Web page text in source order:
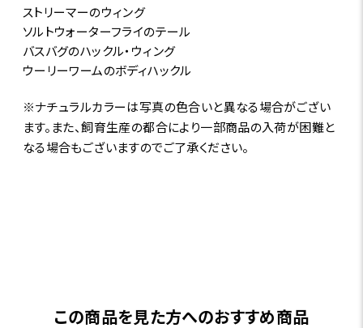
ストリーマーのウィング
ソルトウォーターフライのテール
バスバグのハックル・ウィング
ウーリーワームのボディハックル
※ナチュラルカラーは写真の色合いと異なる場合がござい
ます。また、飼育生産の都合により一部商品の入荷が困難と
なる場合もございますのでご了承ください。
この商品を見た方へのおすすめ商品